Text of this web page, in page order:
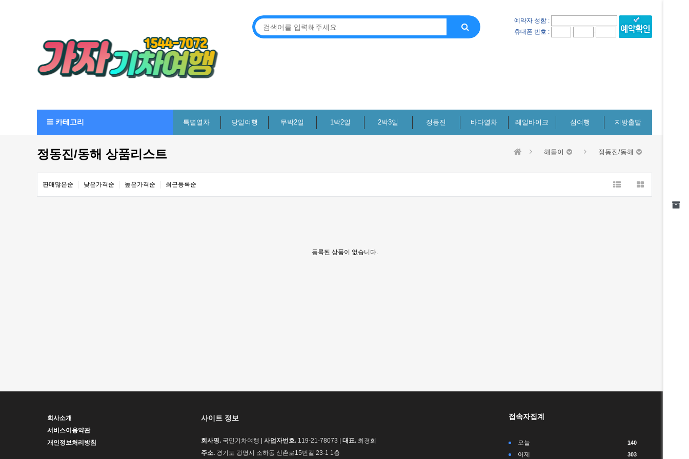
예약자 성함 :
휴대폰 번호 :
- -
카테고리 특별열차 당일여행 무박2일 1박2일 2박3일 정동진 바다열차 레일바이크 섬여행 지방출발
정동진/동해 상품리스트 해돋이 정동진/동해
판매많은순 낮은가격순 높은가격순 최근등록순
등록된 상품이 없습니다.
회사소개
서비스이용약관
개인정보처리방침
사이트 정보
회사명. 국민기차여행 | 사업자번호. 119-21-78073 | 대표. 최경희
주소. 경기도 광명시 소하동 신촌로15번길 23-1 1층
접속자집계
오늘 140
어제 303